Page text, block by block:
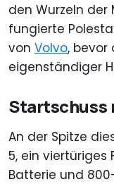
den Wurzeln der
fungierte
von Volvo, bevor
eigenständiger
Startschuss
An der Spitze
5, ein viertüriges
Batterie und